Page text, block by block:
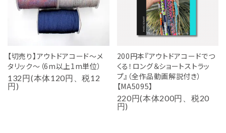
【切売り】アウトドアコード～メ
タリック～（6m以上1m単位）
132円(本体120円、税12
円)
200円本『アウトドアコードでつ
くる！ロング＆ショートストラッ
プ』（全作品動画解説付き）
【MA5095】
220円(本体200円、税20
円)